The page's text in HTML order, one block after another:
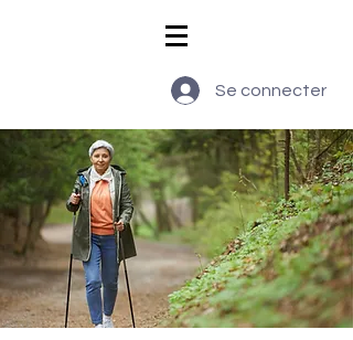
Se connecter